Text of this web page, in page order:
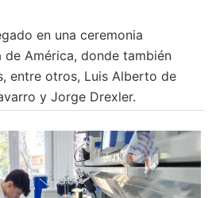
en una ceremonia
de América, donde también
entre otros, Luis Alberto de
y Jorge Drexler.